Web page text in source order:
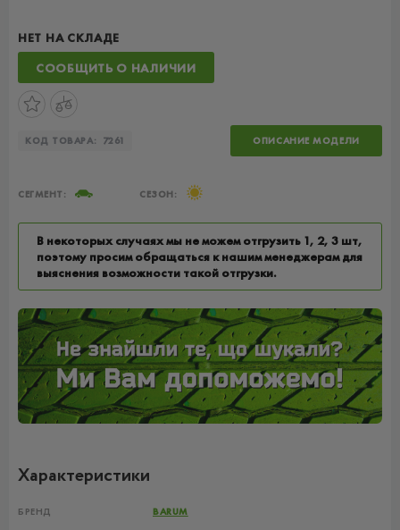
НЕТ НА СКЛАДЕ
СООБЩИТЬ О НАЛИЧИИ
КОД ТОВАРА: 7261 ОПИСАНИЕ МОДЕЛИ
СЕГМЕНТ: СЕЗОН:
В некоторых случаях мы не можем отгрузить 1, 2, 3 шт,
поэтому просим обращаться к нашим менеджерам для
выяснения возможности такой отгрузки.
Характеристики
БРЕНД BARUM